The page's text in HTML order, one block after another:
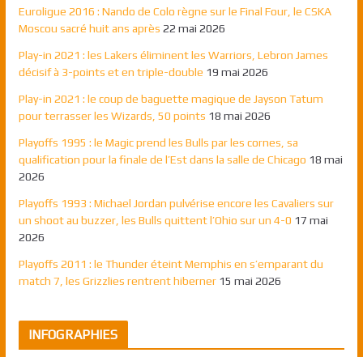
Euroligue 2016 : Nando de Colo règne sur le Final Four, le CSKA
Moscou sacré huit ans après 22 mai 2026
Play-in 2021 : les Lakers éliminent les Warriors, Lebron James
décisif à 3-points et en triple-double 19 mai 2026
Play-in 2021 : le coup de baguette magique de Jayson Tatum
pour terrasser les Wizards, 50 points 18 mai 2026
Playoffs 1995 : le Magic prend les Bulls par les cornes, sa
qualification pour la finale de l’Est dans la salle de Chicago 18 mai
2026
Playoffs 1993 : Michael Jordan pulvérise encore les Cavaliers sur
un shoot au buzzer, les Bulls quittent l’Ohio sur un 4-0 17 mai
2026
Playoffs 2011 : le Thunder éteint Memphis en s’emparant du
match 7, les Grizzlies rentrent hiberner 15 mai 2026
INFOGRAPHIES